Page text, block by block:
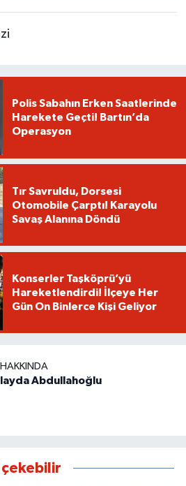
Polis Sabahın Erken Saatlerinde
Harekete Geçti! Bartın’da
Operasyon
Tır Savruldu, Dorsesi
Otomobile Çarptı! Karayolu
Savaş Alanına Döndü
Konserler Taşköprü’yü
Hareketlendirdi! İlçeye Her
Gün On Binlerce Kişi Geliyor
Abdullahoğlu
çekebilir